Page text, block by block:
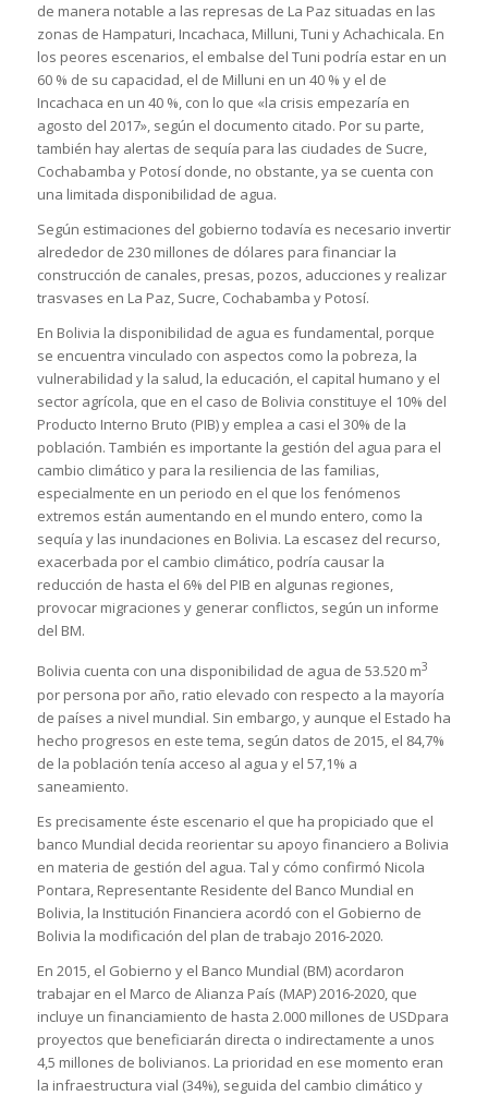
de manera notable a las represas de La Paz situadas en las
zonas de Hampaturi, Incachaca, Milluni, Tuni y Achachicala. En
los peores escenarios, el embalse del Tuni podría estar en un
60 % de su capacidad, el de Milluni en un 40 % y el de
Incachaca en un 40 %, con lo que «la crisis empezaría en
agosto del 2017», según el documento citado. Por su parte,
también hay alertas de sequía para las ciudades de Sucre,
Cochabamba y Potosí donde, no obstante, ya se cuenta con
una limitada disponibilidad de agua.
Según estimaciones del gobierno todavía es necesario invertir
alrededor de 230 millones de dólares para financiar la
construcción de canales, presas, pozos, aducciones y realizar
trasvases en La Paz, Sucre, Cochabamba y Potosí.
En Bolivia la disponibilidad de agua es fundamental, porque
se encuentra vinculado con aspectos como la pobreza, la
vulnerabilidad y la salud, la educación, el capital humano y el
sector agrícola, que en el caso de Bolivia constituye el 10% del
Producto Interno Bruto (PIB) y emplea a casi el 30% de la
población. También es importante la gestión del agua para el
cambio climático y para la resiliencia de las familias,
especialmente en un periodo en el que los fenómenos
extremos están aumentando en el mundo entero, como la
sequía y las inundaciones en Bolivia. La escasez del recurso,
exacerbada por el cambio climático, podría causar la
reducción de hasta el 6% del PIB en algunas regiones,
provocar migraciones y generar conflictos, según un informe
del BM.
Bolivia cuenta con una disponibilidad de agua de 53.520 m3
por persona por año, ratio elevado con respecto a la mayoría
de países a nivel mundial. Sin embargo, y aunque el Estado ha
hecho progresos en este tema, según datos de 2015, el 84,7%
de la población tenía acceso al agua y el 57,1% a
saneamiento.
Es precisamente éste escenario el que ha propiciado que el
banco Mundial decida reorientar su apoyo financiero a Bolivia
en materia de gestión del agua. Tal y cómo confirmó Nicola
Pontara, Representante Residente del Banco Mundial en
Bolivia, la Institución Financiera acordó con el Gobierno de
Bolivia la modificación del plan de trabajo 2016-2020.
En 2015, el Gobierno y el Banco Mundial (BM) acordaron
trabajar en el Marco de Alianza País (MAP) 2016-2020, que
incluye un financiamiento de hasta 2.000 millones de USDpara
proyectos que beneficiarán directa o indirectamente a unos
4,5 millones de bolivianos. La prioridad en ese momento eran
la infraestructura vial (34%), seguida del cambio climático y